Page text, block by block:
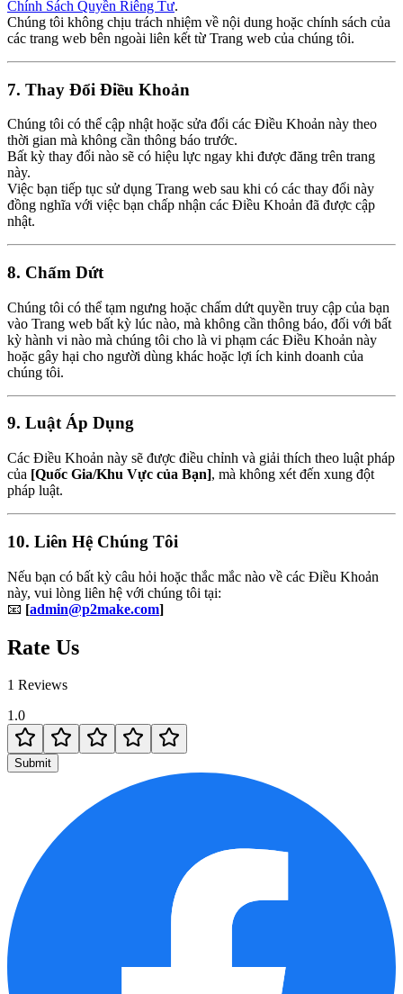
Chính Sách Quyền Riêng Tư.
Chúng tôi không chịu trách nhiệm về nội dung hoặc chính sách của
các trang web bên ngoài liên kết từ Trang web của chúng tôi.
7. Thay Đổi Điều Khoản
Chúng tôi có thể cập nhật hoặc sửa đổi các Điều Khoản này theo
thời gian mà không cần thông báo trước.
Bất kỳ thay đổi nào sẽ có hiệu lực ngay khi được đăng trên trang
này.
Việc bạn tiếp tục sử dụng Trang web sau khi có các thay đổi này
đồng nghĩa với việc bạn chấp nhận các Điều Khoản đã được cập
nhật.
8. Chấm Dứt
Chúng tôi có thể tạm ngưng hoặc chấm dứt quyền truy cập của bạn
vào Trang web bất kỳ lúc nào, mà không cần thông báo, đối với bất
kỳ hành vi nào mà chúng tôi cho là vi phạm các Điều Khoản này
hoặc gây hại cho người dùng khác hoặc lợi ích kinh doanh của
chúng tôi.
9. Luật Áp Dụng
Các Điều Khoản này sẽ được điều chỉnh và giải thích theo luật pháp
của [Quốc Gia/Khu Vực của Bạn], mà không xét đến xung đột
pháp luật.
10. Liên Hệ Chúng Tôi
Nếu bạn có bất kỳ câu hỏi hoặc thắc mắc nào về các Điều Khoản
này, vui lòng liên hệ với chúng tôi tại:
📧 [admin@p2make.com]
Rate Us
1 Reviews
1.0
Submit